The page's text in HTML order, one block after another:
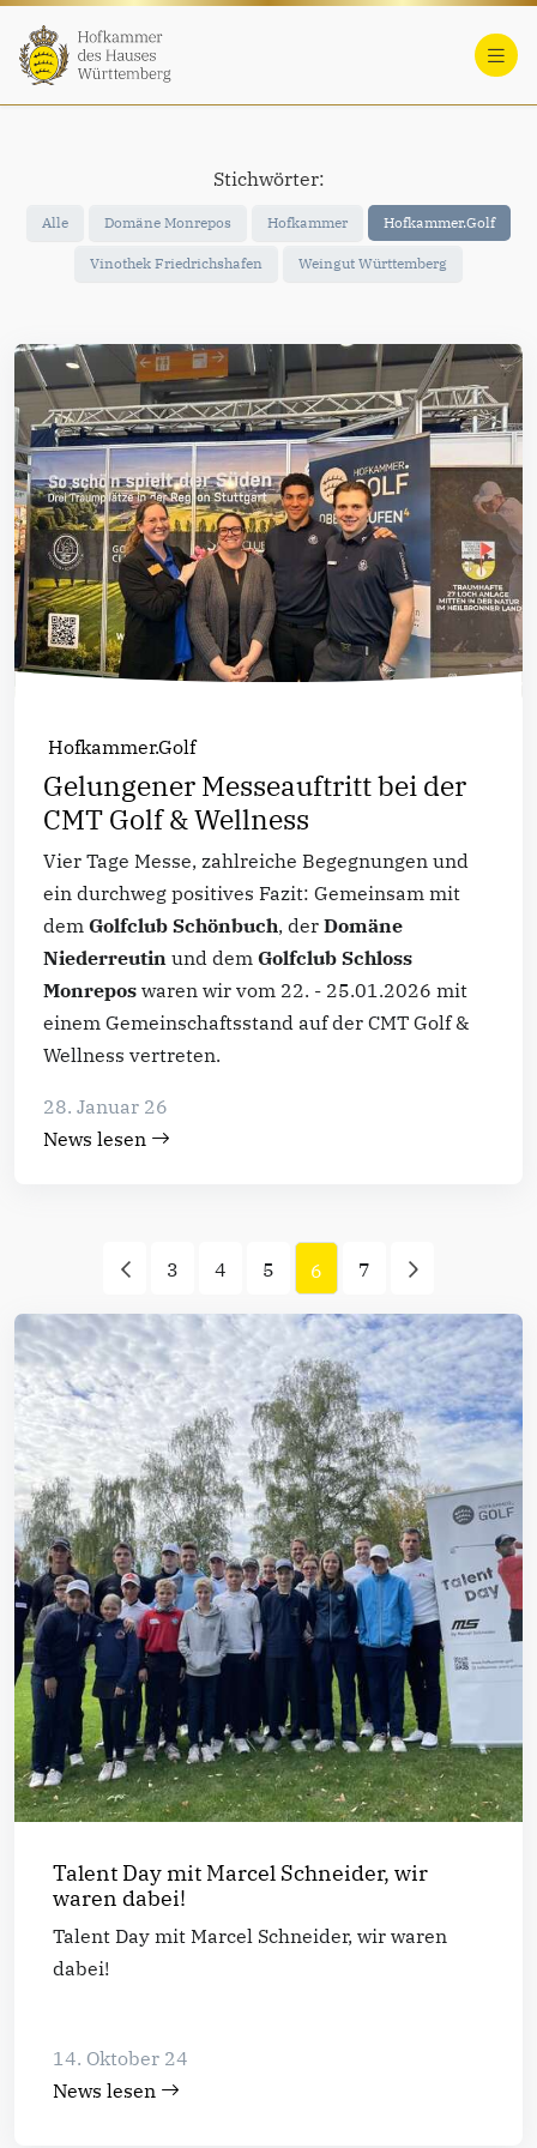
Stichwörter:
Alle Domäne Monrepos Hofkammer Hofkammer.Golf
Vinothek Friedrichshafen Weingut Württemberg
Hofkammer.Golf
Gelungener Messeauftritt bei der
CMT Golf & Wellness
Vier Tage Messe, zahlreiche Begegnungen und
ein durchweg positives Fazit: Gemeinsam mit
dem Golfclub Schönbuch, der Domäne
Niederreutin und dem Golfclub Schloss
Monrepos waren wir vom 22. - 25.01.2026 mit
einem Gemeinschaftsstand auf der CMT Golf &
Wellness vertreten.
28. Januar 26
News lesen
3 4 5 6 7
Talent Day mit Marcel Schneider, wir
waren dabei!
Talent Day mit Marcel Schneider, wir waren
dabei!
14. Oktober 24
News lesen